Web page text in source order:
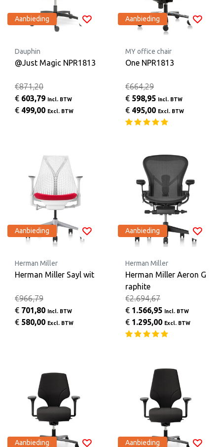
Aanbieding
Dauphin
@Just Magic NPR1813
€871,20
€ 603,79 Incl. BTW
€ 499,00 Excl. BTW
Aanbieding
MY office chair
One NPR1813
€664,29
€ 598,95 Incl. BTW
€ 495,00 Excl. BTW
Aanbieding
Herman Miller
Herman Miller Sayl wit
€966,79
€ 701,80 Incl. BTW
€ 580,00 Excl. BTW
Aanbieding
Herman Miller
Herman Miller Aeron G
raphite
€2.694,67
€ 1.566,95 Incl. BTW
€ 1.295,00 Excl. BTW
Aanbieding Aanbieding